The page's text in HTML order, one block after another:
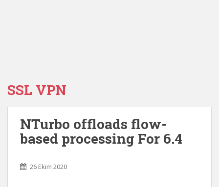
SSL VPN
NTurbo offloads flow-
based processing For 6.4
26 Ekim 2020